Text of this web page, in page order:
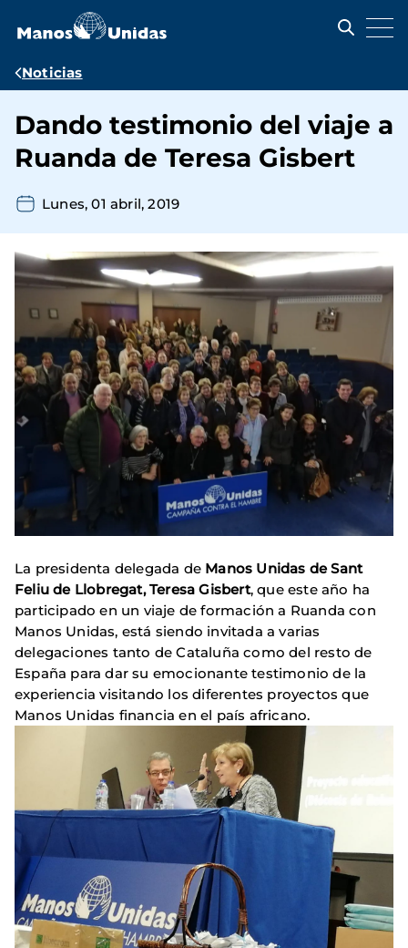
contenido
Ruta
navegación
Noticias
Dando testimonio del viaje a
Ruanda de Teresa Gisbert
Lunes, 01 abril, 2019
La presidenta delegada de Manos Unidas de Sant
Feliu de Llobregat, Teresa Gisbert, que este año ha
participado en un viaje de formación a Ruanda con
Manos Unidas, está siendo invitada a varias
delegaciones tanto de Cataluña como del resto de
España para dar su emocionante testimonio de la
experiencia visitando los diferentes proyectos que
Manos Unidas financia en el país africano.